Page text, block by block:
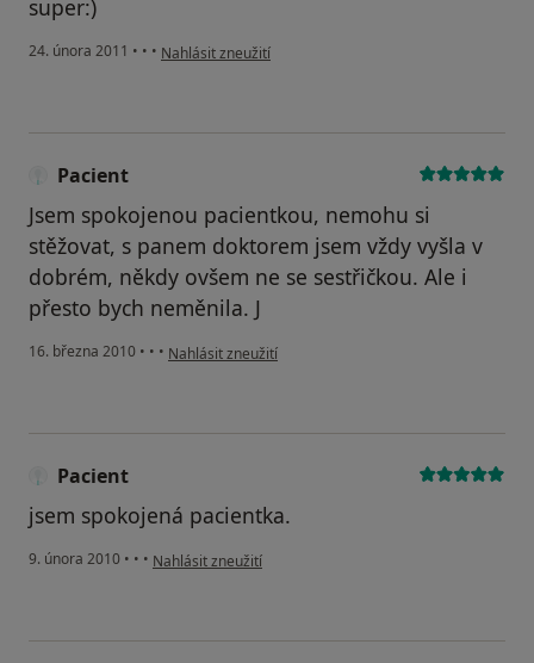
super:)
24. února 2011 • • • podle názoru uživatele Pacient
Nahlásit zneužití
Pacient
Jsem spokojenou pacientkou, nemohu si
stěžovat, s panem doktorem jsem vždy vyšla v
dobrém, někdy ovšem ne se sestřičkou. Ale i
přesto bych neměnila. J
16. března 2010 • • • podle názoru uživatele Pacient
Nahlásit zneužití
Pacient
jsem spokojená pacientka.
9. února 2010 • • • podle názoru uživatele Pacient
Nahlásit zneužití